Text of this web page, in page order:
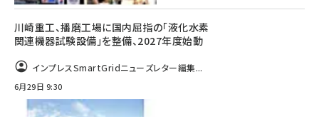
川崎重工、播磨工場に国内屈指の「液化水素
関連機器試験設備」を整備、2027年度始動
インプレスSmartGridニューズレター編集...
6月29日 9:30